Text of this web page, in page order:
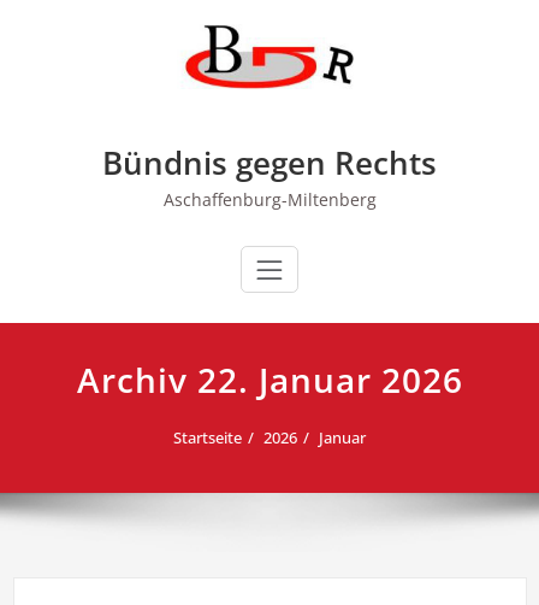
Bündnis gegen Rechts
Aschaffenburg-Miltenberg
Archiv 22. Januar 2026
Startseite 2026 Januar